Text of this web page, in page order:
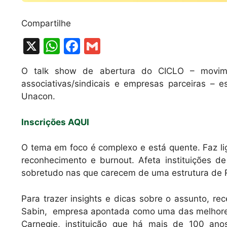
Compartilhe
X
W
h
at
p
p
F
a
c
o
o
k
m
ai
O talk show de abertura do CICLO –
associativas/sindicais e empresas parceiras –
Unacon.
Inscrições AQUI
O tema em foco é complexo e está quente. Faz
reconhecimento e burnout. Afeta instituições
sobretudo nas que carecem de uma estrutura de
Para trazer insights e dicas sobre o assunto,
Sabin, empresa apontada como uma das
Carnegie, instituição que há mais de 100